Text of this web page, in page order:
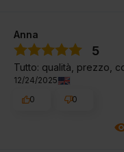
Anna
5
Tutto: qualità, prezzo,
12/24/2025
0
0